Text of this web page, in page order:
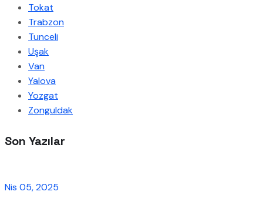
Tokat
Trabzon
Tunceli
Uşak
Van
Yalova
Yozgat
Zonguldak
Son Yazılar
Nis 05, 2025